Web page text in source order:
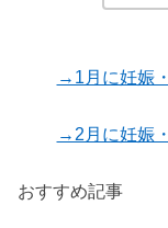
→1月に妊娠
→2月に妊娠
おすすめ記事